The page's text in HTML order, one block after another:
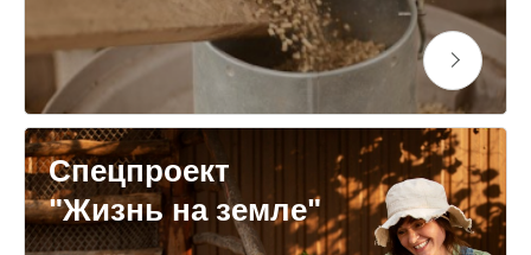
Спецпроект
"Жизнь на земле"